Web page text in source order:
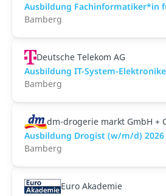
Ausbildung Fachinformatiker*in
Bamberg
Deutsche Telekom AG
Ausbildung IT-System-
Bamberg
dm-drogerie markt GmbH +
Ausbildung Drogist (w/m/d) 2026
Bamberg
Euro Akademie